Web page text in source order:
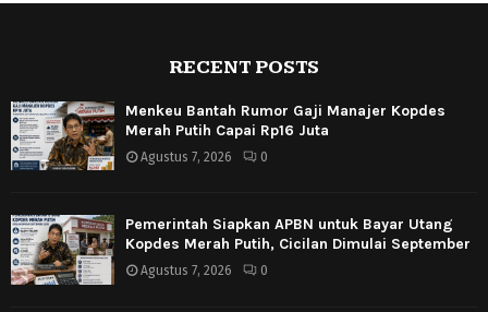
RECENT POSTS
Menkeu Bantah Rumor Gaji Manajer Kopdes
Merah Putih Capai Rp16 Juta
Agustus 7, 2026 0
Pemerintah Siapkan APBN untuk Bayar Utang
Kopdes Merah Putih, Cicilan Dimulai September
Agustus 7, 2026 0